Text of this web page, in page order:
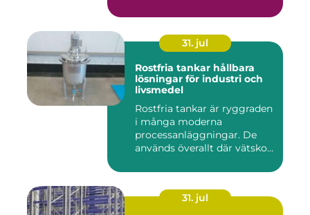
31. jul
Rostfria tankar hållbara
lösningar för industri och
livsmedel
Rostfria tankar är ryggraden
i många moderna
processanläggningar. De
används överallt där vätskor,
31. jul